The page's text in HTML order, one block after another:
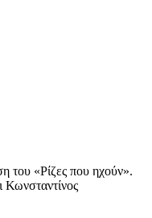
του «Ρίζες που ηχούν».
Κωνσταντίνος